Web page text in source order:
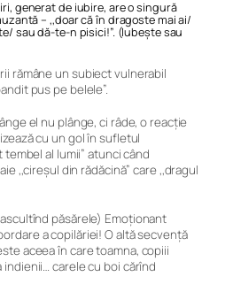
generat de iubire, are o singură
– ,,doar că în dragoste mai ai/
sau dă-te-n pisici!”. (Iubește sau
rămâne un subiect vulnerabil
pus pe belele”.
el nu plânge, ci râde, o reacție
cu un gol în sufletul
al lumii” atunci când
,,cireșul din rădăcină” care ,,dragul
păsărele) Emoționant
a copilăriei! O altă secvență
aceea în care toamna, copiii
carele cu boi cărînd